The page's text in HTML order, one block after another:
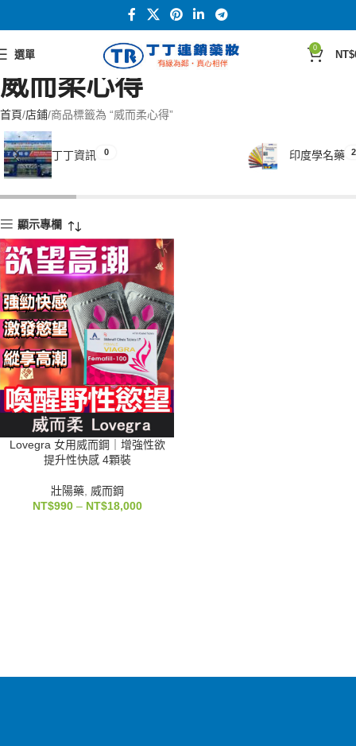
選單
0
NT$
威而柔心得
首頁 店鋪 商品標籤為 “威而柔心得”
丁丁資訊 0 印度學名藥
顯示專欄
Lovegra 女用威而鋼｜增強性欲
提升性快感 4顆裝
壯陽藥, 威而鋼
NT$990 – NT$18,000